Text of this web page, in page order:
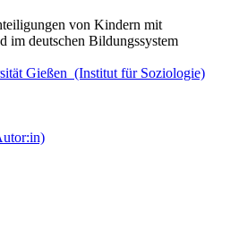
von Kindern mit
im deutschen Bildungssystem
Gießen (Institut für Soziologie)